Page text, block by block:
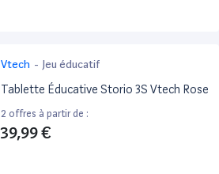
Vtech - Jeu éducatif
Tablette Éducative Storio 3S Vtech Rose
2 offres à partir de :
39,99 €